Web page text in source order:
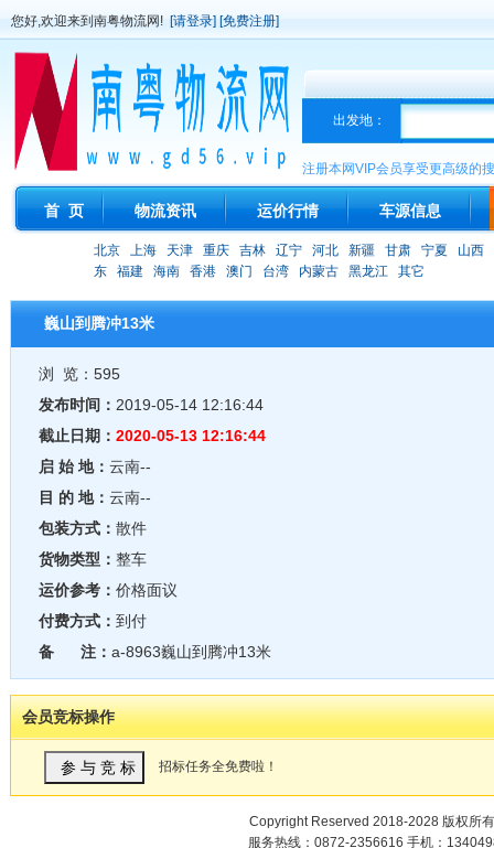
您好,欢迎来到南粤物流网! [请登录] [免费注册]
出发地：
注册本网VIP会员享受更高级的
首 页 物流资讯 运价行情 车源信息
北京 上海 天津 重庆 吉林 辽宁 河北 新疆 甘肃 宁夏
山西
东
福建 海南 香港 澳门 台湾 内蒙古 黑龙江 其它
巍山到腾冲13米
浏 览：595
发布时间： 2019-05-14 12:16:44
截止日期： 2020-05-13 12:16:44
启 始 地： 云南--
目 的 地： 云南--
包装方式： 散件
货物类型： 整车
运价参考： 价格面议
付费方式： 到付
备 注： a-8963巍山到腾冲13米
会员竞标操作
招标任务全免费啦！
Copyright Reserved 2018-2028 版权所
服务热线：0872-2356616 手机：